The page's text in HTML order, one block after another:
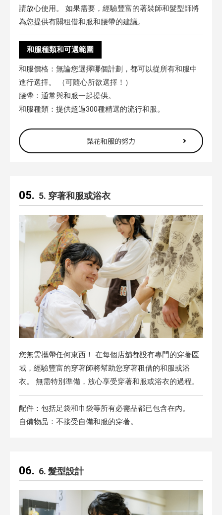
請放心使用。 如果需要，經驗豐富的著裝師和髮型師將
為您提供有關租借和服和腰帶的建議。
和服種類和可選範圍
和服價格：無論您選擇哪個計劃，都可以從所有和服中
進行選擇。 （可隨心所欲選擇！）
腰帶：通常與和服一起提供。
和服種類：提供超過300種精選的流行和服。
梨花和服的努力
5. 穿著和服或浴衣
您無需攜帶任何東西！ 在每個店舖都設有專門的穿著區
域，經驗豐富的穿著師將幫助您穿著租借的和服或浴
衣。 無需特別準備，放心享受穿著和服或浴衣的過程。
配件：包括足袋和巾袋等所有必需品都已包含在內。
自備物品：不接受自備和服的穿著。
6. 髮型設計